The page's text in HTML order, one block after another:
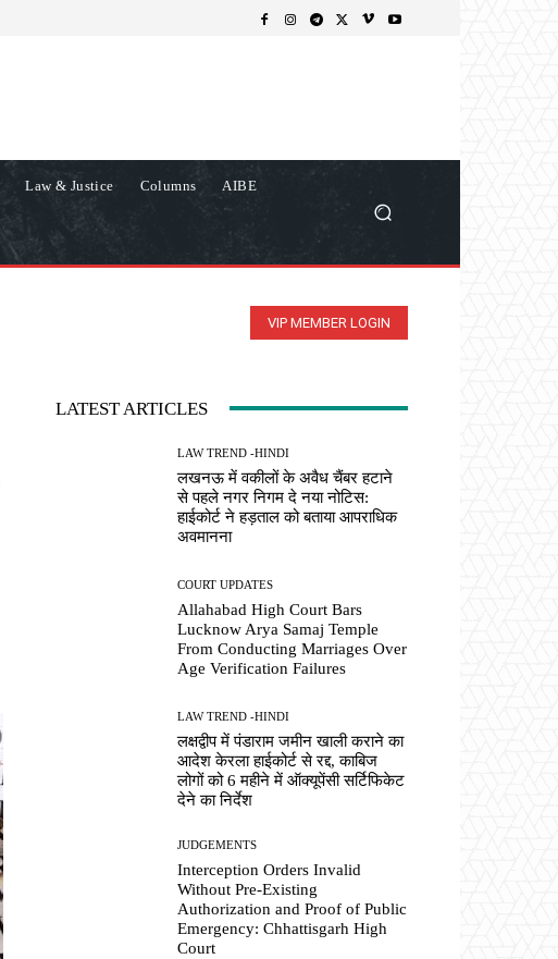
Law & Justice Columns AIBE
VIP MEMBER LOGIN
LATEST ARTICLES
LAW TREND -HINDI
लखनऊ में वकीलों के अवैध चैंबर हटाने
से पहले नगर निगम दे नया नोटिस:
हाईकोर्ट ने हड़ताल को बताया आपराधिक
अवमानना
COURT UPDATES
Allahabad High Court Bars
Lucknow Arya Samaj Temple
From Conducting Marriages Over
Age Verification Failures
LAW TREND -HINDI
लक्षद्वीप में पंडाराम जमीन खाली कराने का
आदेश केरला हाईकोर्ट से रद्द, काबिज
लोगों को 6 महीने में ऑक्यूपेंसी सर्टिफिकेट
देने का निर्देश
JUDGEMENTS
Interception Orders Invalid
Without Pre-Existing
Authorization and Proof of Public
Emergency: Chhattisgarh High
Court